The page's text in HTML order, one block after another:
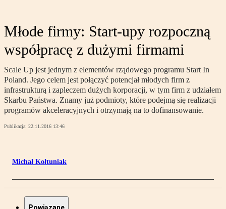
Młode firmy: Start-upy rozpoczną
współpracę z dużymi firmami
Scale Up jest jednym z elementów rządowego programu Start In
Poland. Jego celem jest połączyć potencjał młodych firm z
infrastrukturą i zapleczem dużych korporacji, w tym firm z udziałem
Skarbu Państwa. Znamy już podmioty, które podejmą się realizacji
programów akceleracyjnych i otrzymają na to dofinansowanie.
Publikacja: 22.11.2016 13:46
Michał Kołtuniak